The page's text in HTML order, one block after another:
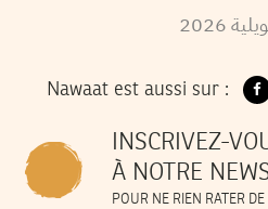
2026
Nawaat est aussi sur :
INSCRIVEZ-
À NOTRE
POUR NE RIEN RATER DE